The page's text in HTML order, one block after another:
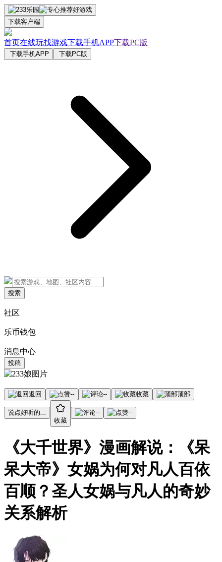
下载客户端
首页在线玩找游戏下载手机APP下载PC版
下载手机APP 下载PC版
搜索
社区
乐币钱包
消息中心
投稿
返回 -- -- 收藏 顶部
说点好听的...
收藏
-- --
《大千世界》漫画解说：《呆
呆大帝》女娲为何对凡人百依
百顺？圣人女娲与凡人的奇妙
关系解析